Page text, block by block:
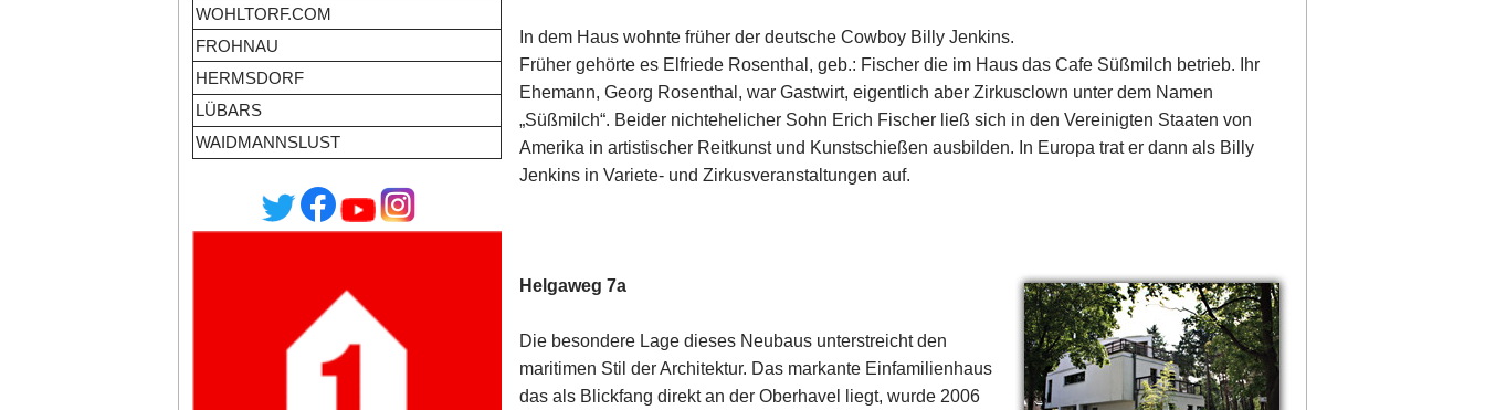
WOHLTORF.COM
FROHNAU
HERMSDORF
LÜBARS
WAIDMANNSLUST
In dem Haus wohnte früher der deutsche Cowboy Billy Jenkins.
Früher gehörte es Elfriede Rosenthal, geb.: Fischer die im Haus das Cafe Süßmilch betrieb. Ihr
Ehemann, Georg Rosenthal, war Gastwirt, eigentlich aber Zirkusclown unter dem Namen
„Süßmilch“. Beider nichtehelicher Sohn Erich Fischer ließ sich in den Vereinigten Staaten von
Amerika in artistischer Reitkunst und Kunstschießen ausbilden. In Europa trat er dann als Billy
Jenkins in Variete- und Zirkusveranstaltungen auf.
Helgaweg 7a
Die besondere Lage dieses Neubaus unterstreicht den
maritimen Stil der Architektur. Das markante Einfamilienhaus
das als Blickfang direkt an der Oberhavel liegt, wurde 2006